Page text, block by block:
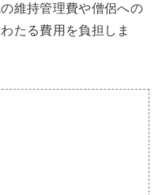
維持管理費や僧侶への
たる費用を負担しま